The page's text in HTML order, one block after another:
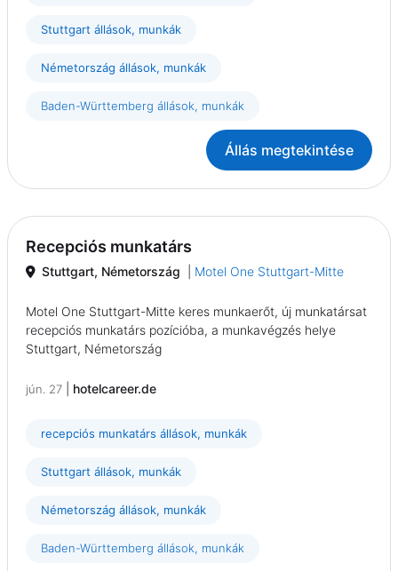
Stuttgart állások, munkák
Németország állások, munkák
Baden-Württemberg állások, munkák
Állás megtekintése
Recepciós munkatárs
Stuttgart, Németország Motel One Stuttgart-Mitte
Motel One Stuttgart-Mitte keres munkaerőt, új munkatársat
recepciós munkatárs pozícióba, a munkavégzés helye
Stuttgart, Németország
jún. 27 hotelcareer.de
recepciós munkatárs állások, munkák
Stuttgart állások, munkák
Németország állások, munkák
Baden-Württemberg állások, munkák